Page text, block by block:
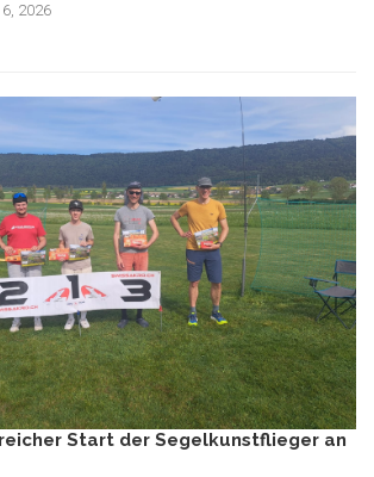
2026
Start der Segelkunstflieger an